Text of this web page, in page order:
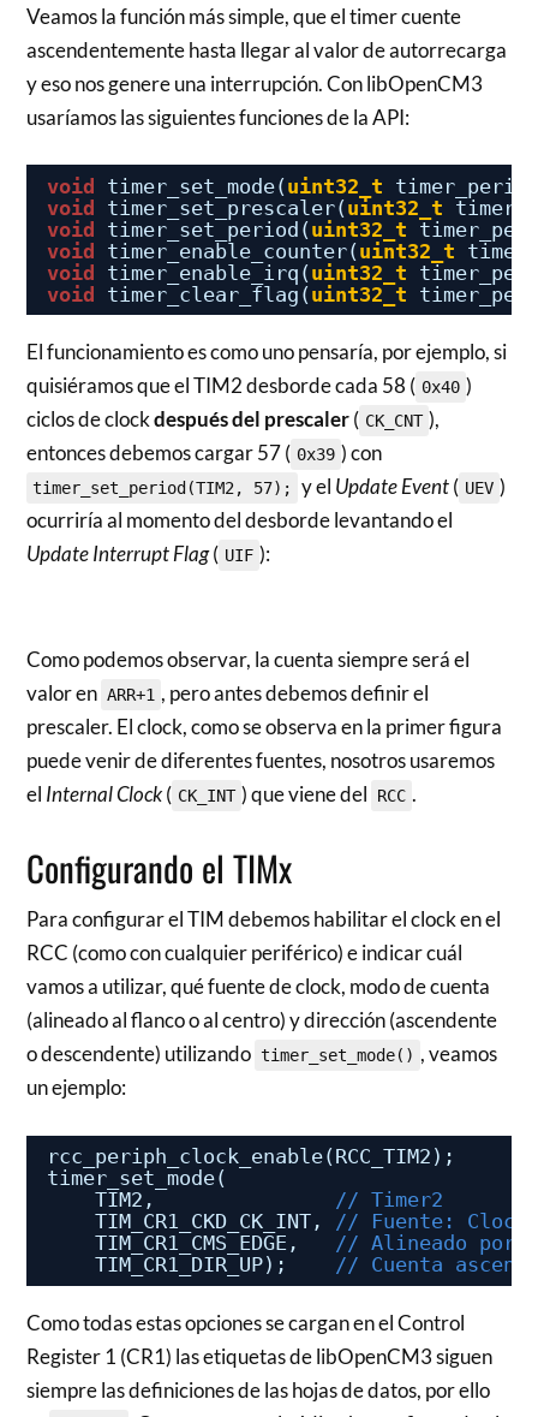
Veamos la función más simple, que el timer cuente
ascendentemente hasta llegar al valor de autorrecarga
y eso nos genere una interrupción. Con libOpenCM3
usaríamos las siguientes funciones de la API:
void timer_set_mode( uint32_t
void timer_set_prescaler( uint32_t
void timer_set_period( uint32_t
void timer_enable_counter( uint32_t
void timer_enable_irq( uint32_t
void timer_clear_flag( uint32_t
El funcionamiento es como uno pensaría, por ejemplo, si
quisiéramos que el TIM2 desborde cada 58 ( 0x40 )
ciclos de clockdespués del prescaler( CK_CNT ),
entonces debemos cargar 57 ( 0x39 ) con
timer_set_period(TIM2, 57); y el Update Event( UEV )
ocurriría al momento del desborde levantando el
Update Interrupt Flag( UIF ):
Como podemos observar, la cuenta siempre será el
valor en ARR+1 , pero antes debemos definir el
prescaler. El clock, como se observa en la primer figura
puede venir de diferentes fuentes, nosotros usaremos
el Internal Clock( CK_INT ) que viene del RCC .
Configurando el TIMx
Para configurar el TIM debemos habilitar el clock en el
RCC (como con cualquier periférico) e indicar cuál
vamos a utilizar, qué fuente de clock, modo de cuenta
(alineado al flanco o al centro) y dirección (ascendente
o descendente) utilizando timer_set_mode() , veamos
un ejemplo:
rcc_periph_clock_enable(RCC_TIM2);
timer_set_mode(
TIM2, // Timer2
TIM_CR1_CKD_CK_INT, // Fuente: Clock
TIM_CR1_CMS_EDGE, // Alineado por
TIM_CR1_DIR_UP); // Cuenta
Como todas estas opciones se cargan en el Control
Register 1 (CR1) las etiquetas de libOpenCM3 siguen
siempre las definiciones de las hojas de datos, por ello